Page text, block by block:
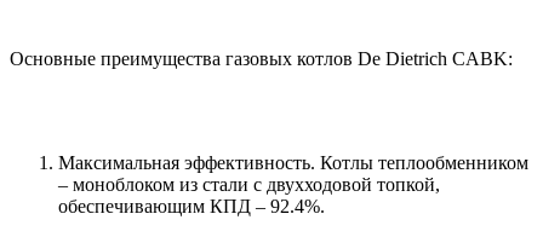
Основные преимущества газовых котлов De Dietrich CABK:
Максимальная эффективность. Котлы теплообменником
– моноблоком из стали с двухходовой топкой,
обеспечивающим КПД – 92.4%.